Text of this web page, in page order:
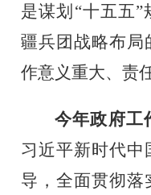
是谋划“十五五
疆兵团战略布局
作意义重大、责
今年政府工
习近平新时代中
导，全面贯彻落